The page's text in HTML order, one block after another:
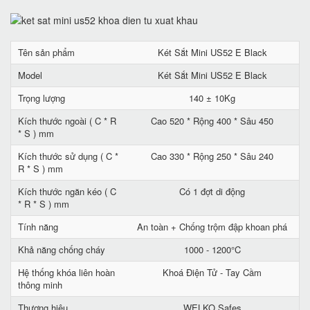
Tên sản phẩm
Két Sắt Mini US52 E Black
Model
Két Sắt Mini US52 E Black
Trọng lượng
140 ± 10Kg
Kích thước ngoài ( C * R
* S ) mm
Cao 520 * Rộng 400 * Sâu 450
Kích thước sử dụng ( C *
R * S ) mm
Cao 330 * Rộng 250 * Sâu 240
Kích thước ngăn kéo ( C
* R * S ) mm
Có 1 đợt di động
Tính năng
An toàn + Chống trộm đập khoan phá
Khả năng chống cháy
1000 - 1200°C
Hệ thống khóa liên hoàn
thông minh
Khoá Điện Tử - Tay Cầm